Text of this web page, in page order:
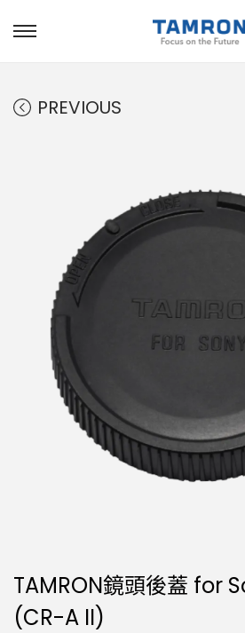
PREVIOUS
TAMRON鏡頭後蓋 for
(CR-A II)